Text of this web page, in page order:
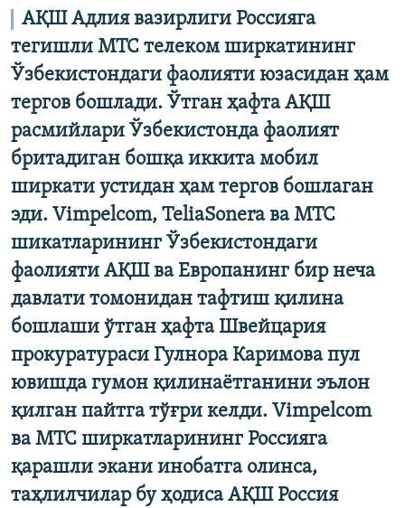
АҚШ Адлия вазирлиги Россияга
тегишли МТС телеком ширкатининг
Ўзбекистондаги фаолияти юзасидан ҳам
тергов бошлади. Ўтган ҳафта АҚШ
расмийлари Ўзбекистонда фаолият
бритадиган бошқа иккита мобил
ширкати устидан ҳам тергов бошлаган
эди. Vimpelcom, TeliaSonera ва МТС
шикатларининг Ўзбекистондаги
фаолияти АҚШ ва Европанинг бир неча
давлати томонидан тафтиш қилина
бошлаши ўтган ҳафта Швейцария
прокуратураси Гулнора Каримова пул
ювишда гумон қилинаётганини эълон
қилган пайтга тўғри келди. Vimpelcom
ва МТС ширкатларининг Россияга
қарашли экани инобатга олинса,
таҳлилчилар бу ҳодиса АҚШ Россия